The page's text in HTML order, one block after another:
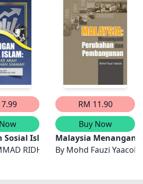
AZIZAH MOHD. BADRUDIN
Sosial Islam : Inovasi ke Arah
RIDHWAN AB. AZIZ
RM 11.90
Buy Now
Malaysia Menangani
By Mohd Fauzi Yaacob